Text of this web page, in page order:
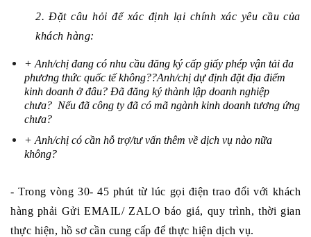
2. Đặt câu hỏi để xác định lại chính xác yêu cầu của
khách hàng:
+ Anh/chị đang có nhu cầu đăng ký cấp giấy phép vận tải đa
phương thức quốc tế không??Anh/chị dự định đặt địa điểm
kinh doanh ở đâu? Đã đăng ký thành lập doanh nghiệp
chưa?  Nếu đã công ty đã có mã ngành kinh doanh tương ứng
chưa?
+ Anh/chị có cần hỗ trợ/tư vấn thêm về dịch vụ nào nữa
không?
- Trong vòng 30- 45 phút từ lúc gọi điện trao đổi với khách
hàng phải Gửi EMAIL/ ZALO báo giá, quy trình, thời gian
thực hiện, hồ sơ cần cung cấp để thực hiện dịch vụ.